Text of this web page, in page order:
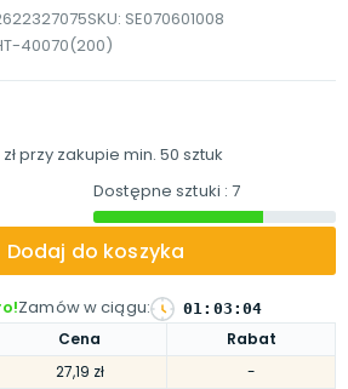
SKU: SE070601008
40070(200)
Cena
Rabat
27,19 zł
-
przy zakupie min. 50 sztuk
Dostępne sztuki : 7
Dodaj do koszyka
Zamów w ciągu: 01: 03 :03